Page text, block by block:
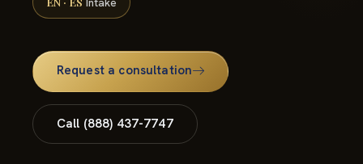
Request a consultation
Call (888) 437-7747